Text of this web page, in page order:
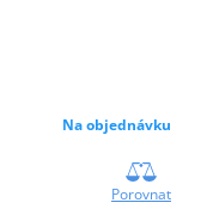
Na objednávku
Porovnat